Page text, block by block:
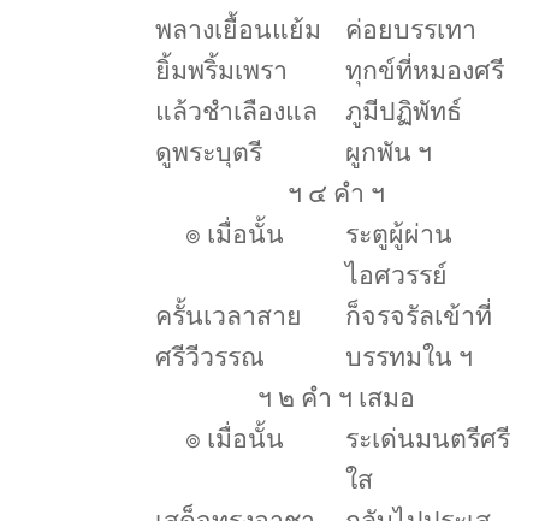
พลางเยื้อนแย้ม
ยิ้มพริ้มเพรา
ค่อยบรรเทา
ทุกข์ที่หมองศรี
แล้วชำเลืองแล
ดูพระบุตรี
ภูมีปฏิพัทธ์
ผูกพัน ฯ
ฯ ๔ คำ ฯ
๏ เมื่อนั้น
ระตูผู้ผ่าน
ไอศวรรย์
ครั้นเวลาสาย
ศรีวีวรรณ
ก็จรจรัลเข้าที่
บรรทมใน ฯ
ฯ ๒ คำ ฯ เสมอ
๏ เมื่อนั้น
ระเด่นมนตรีศรี
ใส